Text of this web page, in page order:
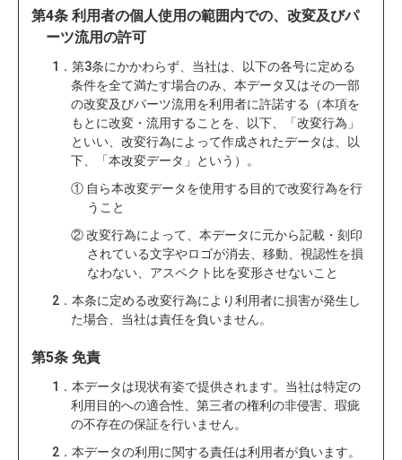
第4条 利用者の個人使用の範囲内での、改変及びパ
ーツ流用の許可
1．第3条にかかわらず、当社は、以下の各号に定める
条件を全て満たす場合のみ、本データ又はその一部
の改変及びパーツ流用を利用者に許諾する（本項を
もとに改変・流用することを、以下、「改変行為」
といい、改変行為によって作成されたデータは、以
下、「本改変データ」という）。
① 自ら本改変データを使用する目的で改変行為を行
うこと
② 改変行為によって、本データに元から記載・刻印
されている文字やロゴが消去、移動、視認性を損
なわない、アスペクト比を変形させないこと
2．本条に定める改変行為により利用者に損害が発生し
た場合、当社は責任を負いません。
第5条 免責
1．本データは現状有姿で提供されます。当社は特定の
利用目的への適合性、第三者の権利の非侵害、瑕疵
の不存在の保証を行いません。
2．本データの利用に関する責任は利用者が負います。